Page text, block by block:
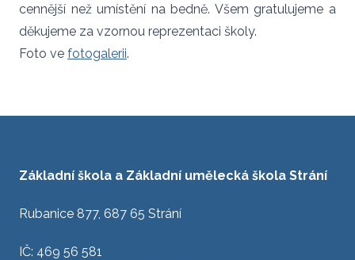
cennější než umístění na bedně. Všem gratulujeme a
děkujeme za vzornou reprezentaci školy.
Foto ve fotogalerii.
Základní škola a Základní umělecká škola Strání
Rubanice 877, 687 65 Strání
IČ: 469 56 581